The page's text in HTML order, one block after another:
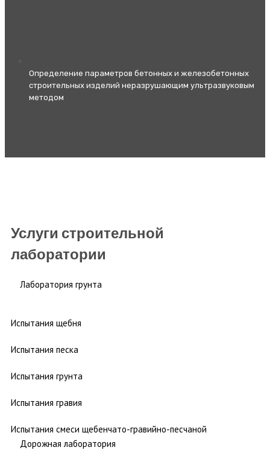
Определение параметров бетонных и железобетонных
строительных изделий неразрушающим ультразвуковым
методом
Услуги строительной
лаборатории
Лаборатория грунта
Испытания щебня
Испытания песка
Испытания грунта
Испытания гравия
Испытания смеси щебенчато-гравийно-песчаной
Дорожная лаборатория